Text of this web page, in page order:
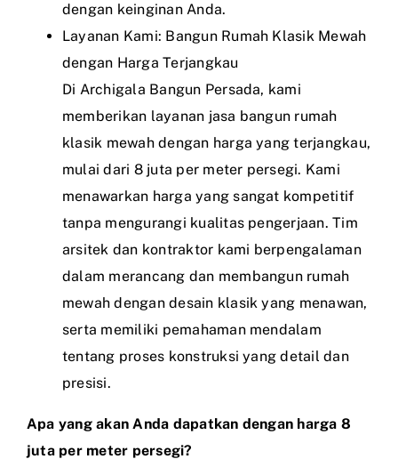
dengan keinginan Anda.
Layanan Kami: Bangun Rumah Klasik Mewah
dengan Harga Terjangkau
Di Archigala Bangun Persada, kami
memberikan layanan jasa bangun rumah
klasik mewah dengan harga yang terjangkau,
mulai dari 8 juta per meter persegi. Kami
menawarkan harga yang sangat kompetitif
tanpa mengurangi kualitas pengerjaan. Tim
arsitek dan kontraktor kami berpengalaman
dalam merancang dan membangun rumah
mewah dengan desain klasik yang menawan,
serta memiliki pemahaman mendalam
tentang proses konstruksi yang detail dan
presisi.
Apa yang akan Anda dapatkan dengan harga 8
juta per meter persegi?